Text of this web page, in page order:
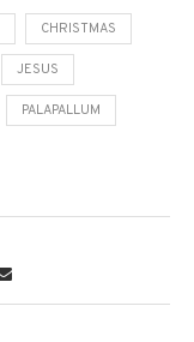
CHRISTMAS
JESUS
PALAPALLUM